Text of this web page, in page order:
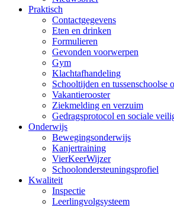
Praktisch
Contactgegevens
Eten en drinken
Formulieren
Gevonden voorwerpen
Gym
Klachtafhandeling
Schooltijden en tussenschoolse
Vakantierooster
Ziekmelding en verzuim
Gedragsprotocol en sociale
Onderwijs
Bewegingsonderwijs
Kanjertraining
VierKeerWijzer
Schoolondersteuningsprofiel
Kwaliteit
Inspectie
Leerlingvolgsysteem